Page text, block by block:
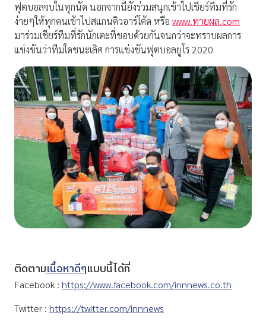
ฟุตบอลจบในทุกนัด นอกจากนี้ยังร่วมสนุกเข้าไปเชียร์ทีมที่รัก
ง่ายๆให้ทุกคนเข้าไปสแกนคิวอาร์โค้ด หรือ www.ทายผล.com
มาร่วมเชียร์ทีมที่รักนักเตะที่ชอบด้วยกันจนกว่าจะทราบผลการ
แข่งขันว่าทีมใดชนะเลิศ การแข่งขันฟุตบอลยูโร 2020
ติดตามเนื้อหาดีๆแบบนี้ได้ที่
Facebook : https://www.facebook.com/innnews.co.th
Twitter : https://twitter.com/innnews